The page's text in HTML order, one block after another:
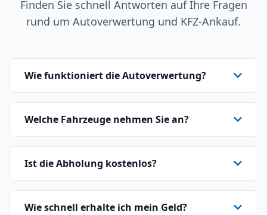
Finden Sie schnell Antworten auf Ihre Fragen
rund um Autoverwertung und KFZ-Ankauf.
Wie funktioniert die Autoverwertung?
Welche Fahrzeuge nehmen Sie an?
Ist die Abholung kostenlos?
Wie schnell erhalte ich mein Geld?